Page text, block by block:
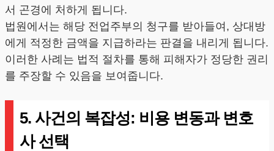
서 곤경에 처하게 됩니다.
법원에서는 해당 전업주부의 청구를 받아들여, 상대방
에게 적정한 금액을 지급하라는 판결을 내리게 됩니다.
이러한 사례는 법적 절차를 통해 피해자가 정당한 권리
를 주장할 수 있음을 보여줍니다.
5. 사건의 복잡성: 비용 변동과 변호
사 선택